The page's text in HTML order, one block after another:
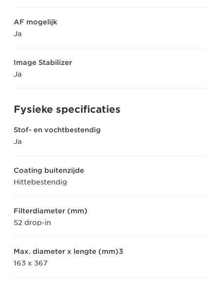
AF mogelijk
Ja
Image Stabilizer
Ja
Fysieke specificaties
Stof- en vochtbestendig
Ja
Coating buitenzijde
Hittebestendig
Filterdiameter (mm)
52 drop-in
Max. diameter x lengte (mm)3
163 x 367